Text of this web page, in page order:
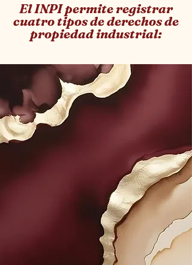
El INPI permite registrar
cuatro tipos de derechos de
propiedad industrial: